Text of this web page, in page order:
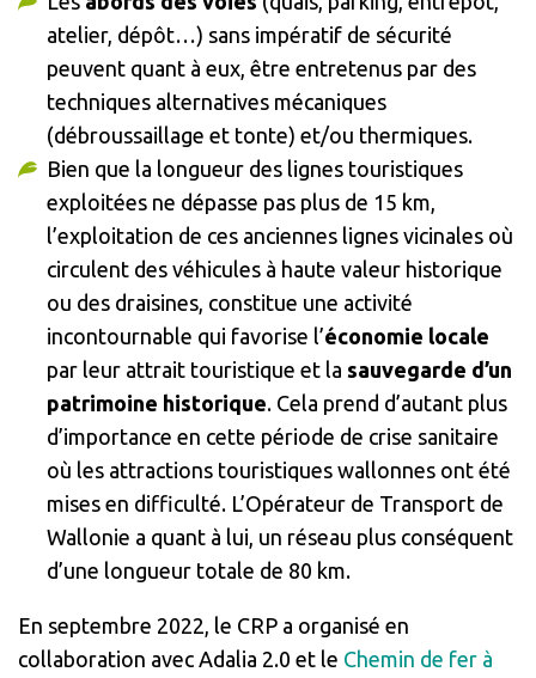
atelier, dépôt…) sans impératif de sécurité
peuvent quant à eux, être entretenus par des
techniques alternatives mécaniques
(débroussaillage et tonte) et/ou thermiques.
Bien que la longueur des lignes touristiques
exploitées ne dépasse pas plus de 15 km,
l’exploitation de ces anciennes lignes vicinales où
circulent des véhicules à haute valeur historique
ou des draisines, constitue une activité
incontournable qui favorise l’économie locale
par leur attrait touristique et la sauvegarde d’un
patrimoine historique. Cela prend d’autant plus
d’importance en cette période de crise sanitaire
où les attractions touristiques wallonnes ont été
mises en difficulté. L’Opérateur de Transport de
Wallonie a quant à lui, un réseau plus conséquent
d’une longueur totale de 80 km.
En septembre 2022, le CRP a organisé en
collaboration avec Adalia 2.0 et le Chemin de fer à